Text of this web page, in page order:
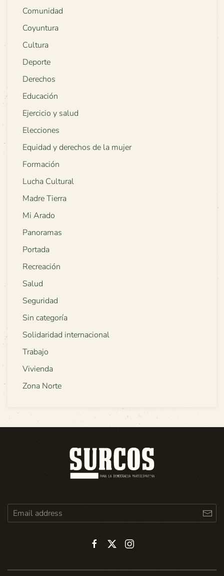
Comunidad
Coyuntura
Cultura
Deporte
Derechos
Educación
Ejercicio y salud
Elecciones
Equidad y derechos de la mujer
Formación
Lucha Cultural
Madre Tierra
Mi Arado
Panoramas
Portada
Recreación
Salud
Seguridad
Sin categoría
Solidaridad internacional
Trabajo
Vivienda
Zona Norte